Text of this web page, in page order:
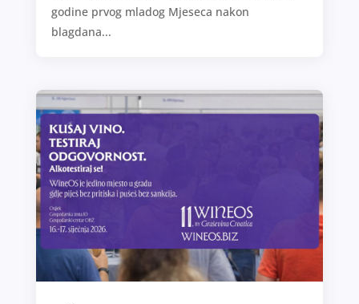
godine prvog mladog Mjeseca nakon
blagdana...